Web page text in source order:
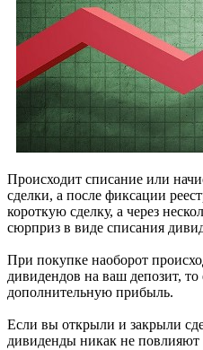
Происходит списание или
сделки, а после фиксации
короткую сделку, а через
сюрприз в виде списания
При покупке наоборот
дивидендов на ваш депозит, то
дополнительную прибыль.
Если вы открыли и закрыли
дивиденды никак не повлияют